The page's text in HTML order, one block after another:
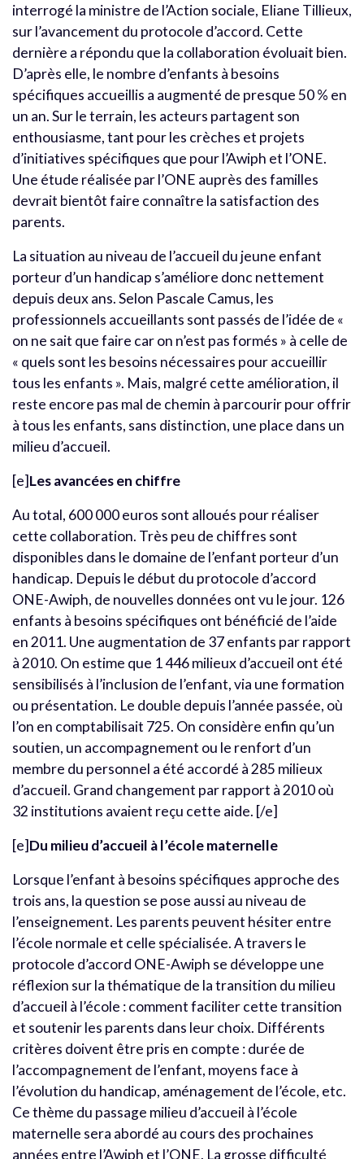
interrogé la ministre de l’Action sociale, Eliane Tillieux,
sur l’avancement du protocole d’accord. Cette
dernière a répondu que la collaboration évoluait bien.
D’après elle, le nombre d’enfants à besoins
spécifiques accueillis a augmenté de presque 50 % en
un an. Sur le terrain, les acteurs partagent son
enthousiasme, tant pour les crèches et projets
d’initiatives spécifiques que pour l’Awiph et l’ONE.
Une étude réalisée par l’ONE auprès des familles
devrait bientôt faire connaître la satisfaction des
parents.
La situation au niveau de l’accueil du jeune enfant
porteur d’un handicap s’améliore donc nettement
depuis deux ans. Selon Pascale Camus, les
professionnels accueillants sont passés de l’idée de «
on ne sait que faire car on n’est pas formés » à celle de
« quels sont les besoins nécessaires pour accueillir
tous les enfants ». Mais, malgré cette amélioration, il
reste encore pas mal de chemin à parcourir pour offrir
à tous les enfants, sans distinction, une place dans un
milieu d’accueil.
[e]Les avancées en chiffre
Au total, 600 000 euros sont alloués pour réaliser
cette collaboration. Très peu de chiffres sont
disponibles dans le domaine de l’enfant porteur d’un
handicap. Depuis le début du protocole d’accord
ONE-Awiph, de nouvelles données ont vu le jour. 126
enfants à besoins spécifiques ont bénéficié de l’aide
en 2011. Une augmentation de 37 enfants par rapport
à 2010. On estime que 1 446 milieux d’accueil ont été
sensibilisés à l’inclusion de l’enfant, via une formation
ou présentation. Le double depuis l’année passée, où
l’on en comptabilisait 725. On considère enfin qu’un
soutien, un accompagnement ou le renfort d’un
membre du personnel a été accordé à 285 milieux
d’accueil. Grand changement par rapport à 2010 où
32 institutions avaient reçu cette aide. [/e]
[e]Du milieu d’accueil à l’école maternelle
Lorsque l’enfant à besoins spécifiques approche des
trois ans, la question se pose aussi au niveau de
l’enseignement. Les parents peuvent hésiter entre
l’école normale et celle spécialisée. A travers le
protocole d’accord ONE-Awiph se développe une
réflexion sur la thématique de la transition du milieu
d’accueil à l’école : comment faciliter cette transition
et soutenir les parents dans leur choix. Différents
critères doivent être pris en compte : durée de
l’accompagnement de l’enfant, moyens face à
l’évolution du handicap, aménagement de l’école, etc.
Ce thème du passage milieu d’accueil à l’école
maternelle sera abordé au cours des prochaines
années entre l’Awiph et l’ONE. La grosse difficulté